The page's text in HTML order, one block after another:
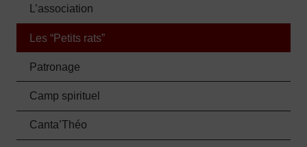
L’association
Les “Petits rats”
Patronage
Camp spirituel
Canta’Théo